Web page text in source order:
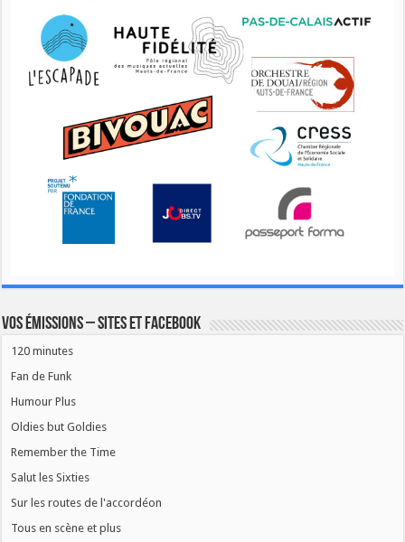
Vos émissions – Sites et Facebook
120 minutes
Fan de Funk
Humour Plus
Oldies but Goldies
Remember the Time
Salut les Sixties
Sur les routes de l'accordéon
Tous en scène et plus